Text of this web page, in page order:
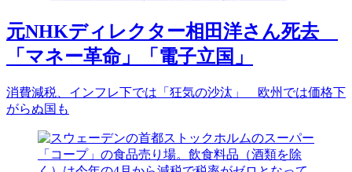
元NHKディレクター相田洋さん死去
「マネー革命」「電子立国」
消費減税、インフレ下では「狂気の沙汰」 欧州では価格下
がらぬ国も